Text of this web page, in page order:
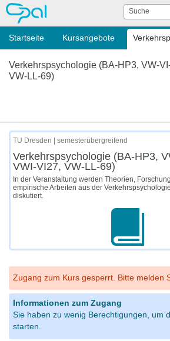
OPAL Suche
Startseite Kursangebote
Verkehrspsychologie (BA-HP3, VW-
VW-LL-69)
TU Dresden | semesterübergreifend
Verkehrspsychologie (BA-HP3,
VWI-VI27, VW-LL-69)
In der Veranstaltung werden Theorien,
empirische Arbeiten aus der
diskutiert.
Zugang zum Kurs gesperrt. Bitte melden
Informationen zum Zugang
Sie haben zu wenig Berechtigungen, um
starten.